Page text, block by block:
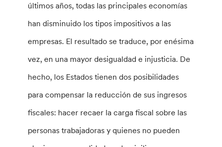
últimos años, todas las principales economías
han disminuido los tipos impositivos a las
empresas. El resultado se traduce, por enésima
vez, en una mayor desigualdad e injusticia. De
hecho, los Estados tienen dos posibilidades
para compensar la reducción de sus ingresos
fiscales: hacer recaer la carga fiscal sobre las
personas trabajadoras y quienes no pueden